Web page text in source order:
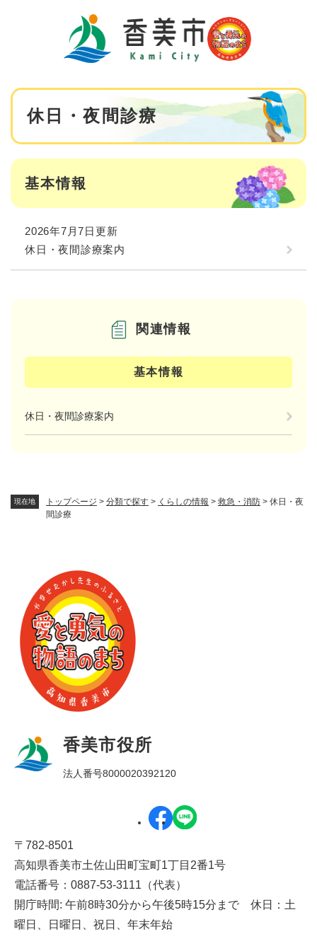
現在地 トップページ > 分類で探す > くらしの情報 > 救急・消防 > 休日・夜
間診療
本
休日・夜間診療
基本情報
2026年7月7日更新
休日・夜間診療案内
関連情報
基本情報
休日・夜間診療案内
香美市役所
法人番号8000020392120
〒782-8501
高知県香美市土佐山田町宝町1丁目2番1号
電話番号：0887-53-3111（代表）
開庁時間: 午前8時30分から午後5時15分まで 休日：土
曜日、日曜日、祝日、年末年始